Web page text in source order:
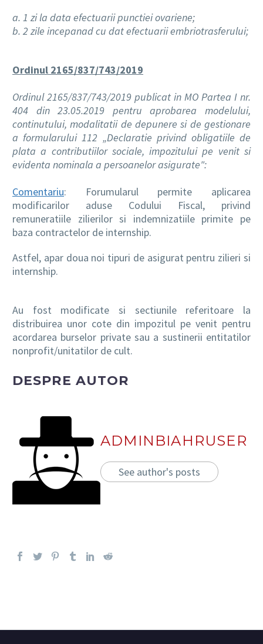
a. 1 zi la data efectuarii punctiei ovariene;
b. 2 zile incepanad cu dat efectuarii embriotrasferului;
Ordinul 2165/837/743/2019
Ordinul 2165/837/743/2019 publicat in MO Partea I nr.
404 din 23.05.2019 pentru aprobarea modelului,
continutului, modalitatii de depunere si de gestionare
a formularului 112 „Declaratie privind obligatiile de
plata a contributiilor sociale, impozitului pe venit si
evidenta nominala a persoanelor asigurate":
Comentariu: Forumularul permite aplicarea
modificarilor aduse Codului Fiscal, privind
remuneratiile zilierilor si indemnizatiile primite pe
baza contractelor de internship.
Astfel, apar doua noi tipuri de asigurat pentru zilieri si
internship.
Au fost modificate si sectiunile referitoare la
distribuirea unor cote din impozitul pe venit pentru
acordarea burselor private sau a sustinerii entitatilor
nonprofit/unitatilor de cult.
DESPRE AUTOR
ADMINBIAHRUSER
See author's posts